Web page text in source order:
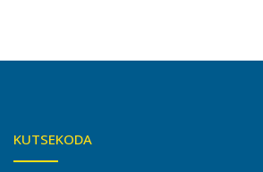
KUTSEKODA